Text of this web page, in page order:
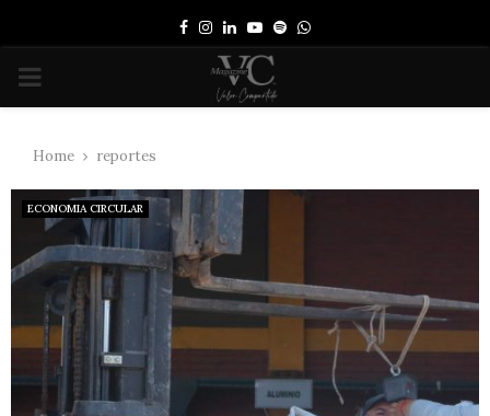
Facebook
Instagram
LinkedinYoutube
SpotifyWhatsapp
PRIMARY
Home reportes
ECONOMIA CIRCULAR